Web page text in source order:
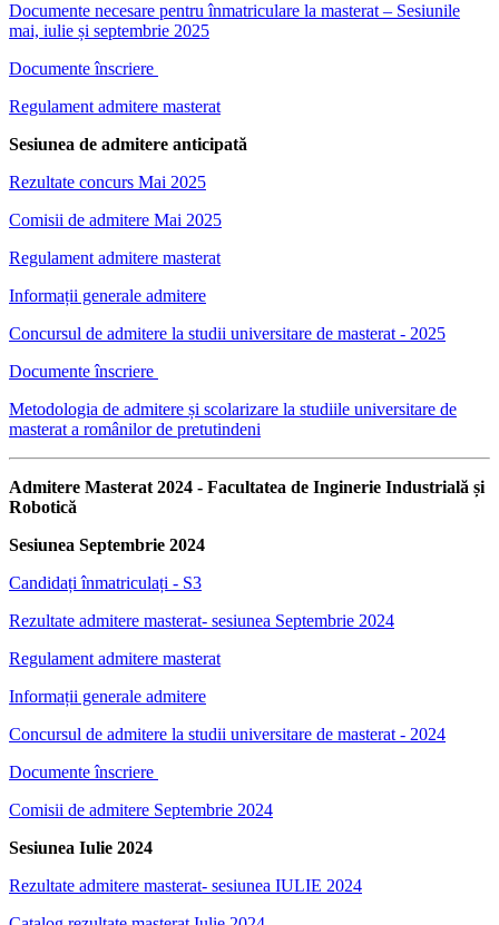
Documente necesare pentru înmatriculare la masterat – Sesiunile
mai, iulie și septembrie 2025
Documente înscriere
Regulament admitere masterat
Sesiunea de admitere anticipată
Rezultate concurs Mai 2025
Comisii de admitere Mai 2025
Regulament admitere masterat
Informații generale admitere
Concursul de admitere la studii universitare de masterat - 2025
Documente înscriere
Metodologia de admitere și scolarizare la studiile universitare de
masterat a românilor de pretutindeni
Admitere Masterat 2024 - Facultatea de Inginerie Industrială și
Robotică
Sesiunea Septembrie 2024
Candidați înmatriculați - S3
Rezultate admitere masterat- sesiunea Septembrie 2024
Regulament admitere masterat
Informații generale admitere
Concursul de admitere la studii universitare de masterat - 2024
Documente înscriere
Comisii de admitere Septembrie 2024
Sesiunea Iulie 2024
Rezultate admitere masterat- sesiunea IULIE 2024